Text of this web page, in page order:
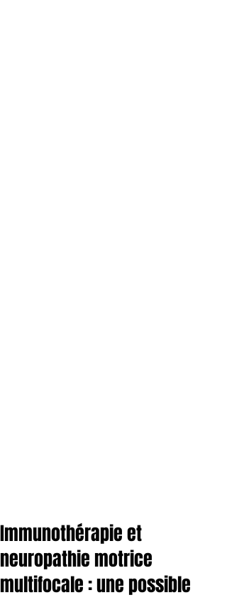
Immunothérapie et
neuropathie motrice
multifocale : une possible